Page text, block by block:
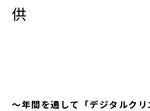
供
～年間を通して「デジタルク